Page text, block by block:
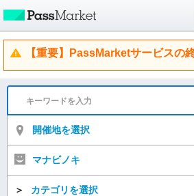
【重要】PassMarketサービスの
開催地を選択
マナビノキ
＞ カテゴリを選択